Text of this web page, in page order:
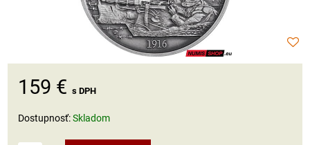
159 € s DPH
Dostupnosť:Skladom